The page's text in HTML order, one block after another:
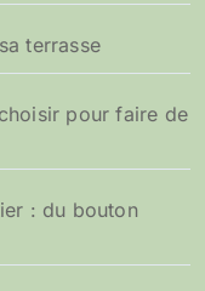
terrasse
pour faire de
: du bouton